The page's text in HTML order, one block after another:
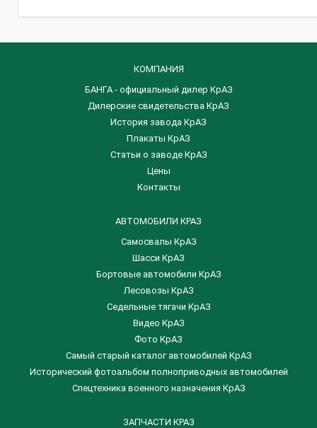
КОМПАНИЯ
БАНГА - официальный дилер КрАЗ
Дилерские свидетельства КрАЗ
История завода КрАЗ
Плакаты КрАЗ
Статьи о заводе КрАЗ
Цены
Контакты
АВТОМОБИЛИ КРАЗ
Самосвалы КрАЗ
Шасси КрАЗ
Бортовые автомобили КрАЗ
Лесовозы КрАЗ
Седельные тягачи КрАЗ
Видео КрАЗ
Фото КрАЗ
Самый старый каталог автомобилей КрАЗ
Исторический фотоальбом полноприводных автомобилей
Спецтехника военного назначения КрАЗ
ЗАПЧАСТИ КРАЗ